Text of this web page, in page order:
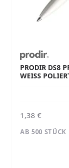
PRODIR DS8
WEISS
1,38 €
AB 500 STÜCK